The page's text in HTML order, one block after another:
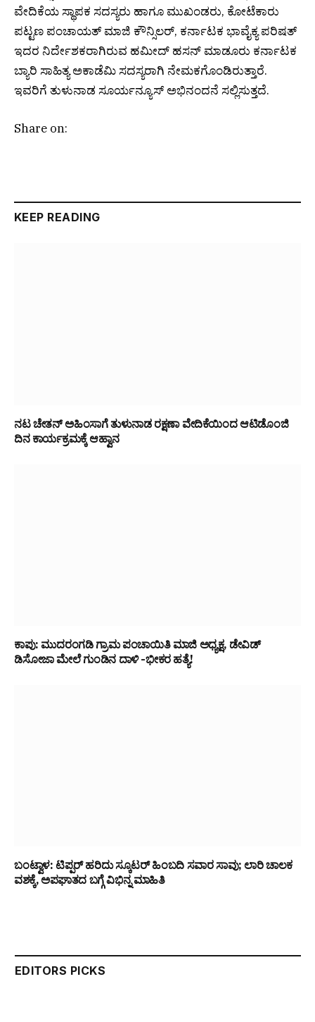
ವೇದಿಕೆಯ ಸ್ಥಾಪಕ ಸದಸ್ಯರು ಹಾಗೂ ಮುಖಂಡರು, ಕೋಟೆಕಾರು
ಪಟ್ಟಣ ಪಂಚಾಯತ್ ಮಾಜಿ ಕೌನ್ಸಿಲರ್, ಕರ್ನಾಟಕ ಭಾವೈಕ್ಯ ಪರಿಷತ್
ಇದರ ನಿರ್ದೇಶಕರಾಗಿರುವ ಹಮೀದ್ ಹಸನ್ ಮಾಡೂರು ಕರ್ನಾಟಕ
ಬ್ಯಾರಿ ಸಾಹಿತ್ಯ ಅಕಾಡೆಮಿ ಸದಸ್ಯರಾಗಿ ನೇಮಕಗೊಂಡಿರುತ್ತಾರೆ.
ಇವರಿಗೆ ತುಳುನಾಡ ಸೂರ್ಯನ್ಯೂಸ್ ಅಭಿನಂದನೆ ಸಲ್ಲಿಸುತ್ತದೆ.
Share on:
KEEP READING
ನಟ ಚೇತನ್ ಅಹಿಂಸಾಗೆ ತುಳುನಾಡ ರಕ್ಷಣಾ ವೇದಿಕೆಯಿಂದ ಆಟಿಡೊಂಜಿ
ದಿನ ಕಾರ್ಯಕ್ರಮಕ್ಕೆ ಆಹ್ವಾನ
ಕಾಪು: ಮುದರಂಗಡಿ ಗ್ರಾಮ ಪಂಚಾಯಿತಿ ಮಾಜಿ ಅಧ್ಯಕ್ಷ, ಡೇವಿಡ್
ಡಿಸೋಜಾ ಮೇಲೆ ಗುಂಡಿನ ದಾಳಿ -ಭೀಕರ ಹತ್ಯೆ!
ಬಂಟ್ವಾಳ: ಟಿಪ್ಪರ್ ಹರಿದು ಸ್ಕೂಟರ್ ಹಿಂಬದಿ ಸವಾರ ಸಾವು; ಲಾರಿ ಚಾಲಕ
ವಶಕ್ಕೆ, ಅಪಘಾತದ ಬಗ್ಗೆ ವಿಭಿನ್ನ ಮಾಹಿತಿ
EDITORS PICKS